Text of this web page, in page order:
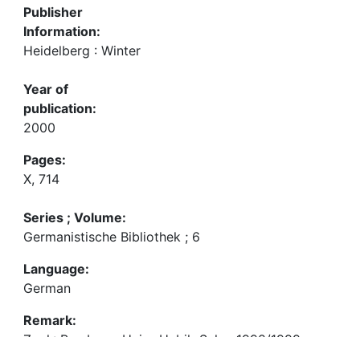
Publisher
Information:
Heidelberg : Winter
Year of
publication:
2000
Pages:
X, 714
Series ; Volume:
Germanistische Bibliothek ; 6
Language:
German
Remark: